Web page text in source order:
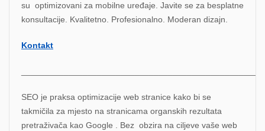
su optimizovani za mobilne uređaje. Javite se za besplatne
konsultacije. Kvalitetno. Profesionalno. Moderan dizajn.
Kontakt
SEO je praksa optimizacije web stranice kako bi se
takmičila za mjesto na stranicama organskih rezultata
pretraživača kao Google . Bez obzira na ciljeve vaše web